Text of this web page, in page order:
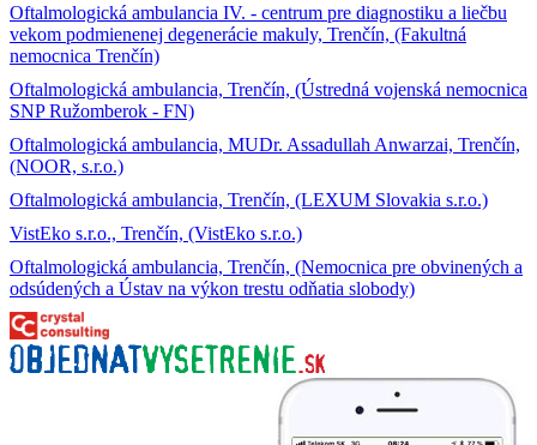
Oftalmologická ambulancia IV. - centrum pre diagnostiku a liečbu
vekom podmienenej degenerácie makuly, Trenčín, (Fakultná
nemocnica Trenčín)
Oftalmologická ambulancia, Trenčín, (Ústredná vojenská nemocnica
SNP Ružomberok - FN)
Oftalmologická ambulancia, MUDr. Assadullah Anwarzai, Trenčín,
(NOOR, s.r.o.)
Oftalmologická ambulancia, Trenčín, (LEXUM Slovakia s.r.o.)
VistEko s.r.o., Trenčín, (VistEko s.r.o.)
Oftalmologická ambulancia, Trenčín, (Nemocnica pre obvinených a
odsúdených a Ústav na výkon trestu odňatia slobody)